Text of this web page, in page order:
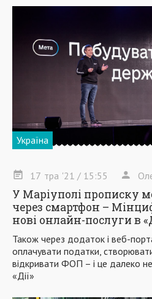
Україна
17 тра '21 / 15:55
У Маріуполі прописку
через смартфон –
нові онлайн-послуги в
Також через додаток і веб-
оплачувати податки,
відкривати ФОП – і це далеко
«Дії»